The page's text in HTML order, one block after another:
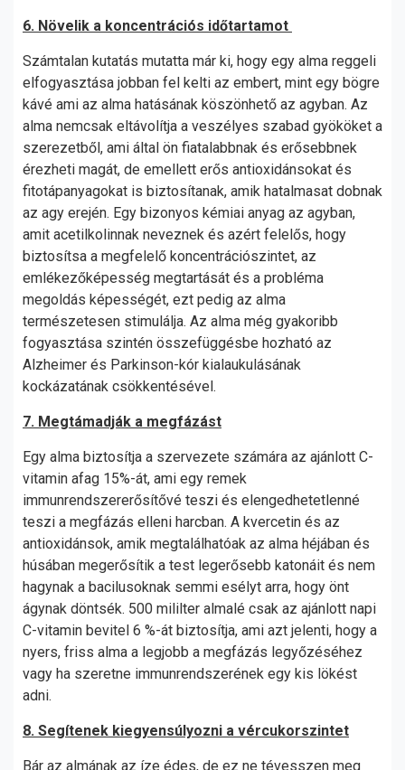
6. Növelik a koncentrációs időtartamot
Számtalan kutatás mutatta már ki, hogy egy alma reggeli
elfogyasztása jobban fel kelti az embert, mint egy bögre
kávé ami az alma hatásának köszönhető az agyban. Az
alma nemcsak eltávolítja a veszélyes szabad gyököket a
szerezetből, ami által ön fiatalabbnak és erősebbnek
érezheti magát, de emellett erős antioxidánsokat és
fitotápanyagokat is biztosítanak, amik hatalmasat dobnak
az agy erején. Egy bizonyos kémiai anyag az agyban,
amit acetilkolinnak neveznek és azért felelős, hogy
biztosítsa a megfelelő koncentrációszintet, az
emlékezőképesség megtartását és a probléma
megoldás képességét, ezt pedig az alma
természetesen stimulálja. Az alma még gyakoribb
fogyasztása szintén összefüggésbe hozható az
Alzheimer és Parkinson-kór kialaukulásának
kockázatának csökkentésével.
7. Megtámadják a megfázást
Egy alma biztosítja a szervezete számára az ajánlott C-
vitamin afag 15%-át, ami egy remek
immunrendszererősítővé teszi és elengedhetetlenné
teszi a megfázás elleni harcban. A kvercetin és az
antioxidánsok, amik megtalálhatóak az alma héjában és
húsában megerősítik a test legerősebb katonáit és nem
hagynak a bacilusoknak semmi esélyt arra, hogy önt
ágynak döntsék. 500 mililter almalé csak az ajánlott napi
C-vitamin bevitel 6 %-át biztosítja, ami azt jelenti, hogy a
nyers, friss alma a legjobb a megfázás legyőzéséhez
vagy ha szeretne immunrendszerének egy kis lökést
adni.
8. Segítenek kiegyensúlyozni a vércukorszintet
Bár az almának az íze édes, de ez ne tévesszen meg